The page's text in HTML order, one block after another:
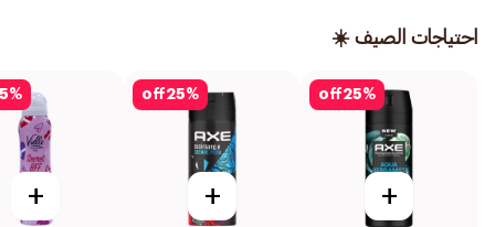
احتياجات الصيف ☀️
25%
off
+
25%
off
+
%
+